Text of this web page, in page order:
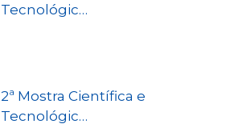
Tecnológic…
2ª Mostra Científica e
Tecnológic…